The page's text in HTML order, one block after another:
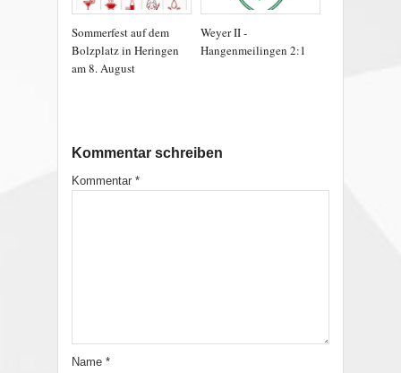
Sommerfest auf dem
Bolzplatz in Heringen
am 8. August
Weyer II -
Hangenmeilingen 2:1
Kommentar schreiben
Kommentar *
Name *